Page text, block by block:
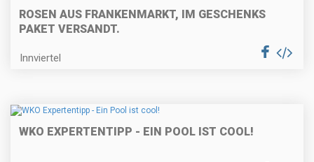
ROSEN AUS FRANKENMARKT, IM GESCHENKS
PAKET VERSANDT.
Innviertel
WKO EXPERTENTIPP - EIN POOL IST COOL!